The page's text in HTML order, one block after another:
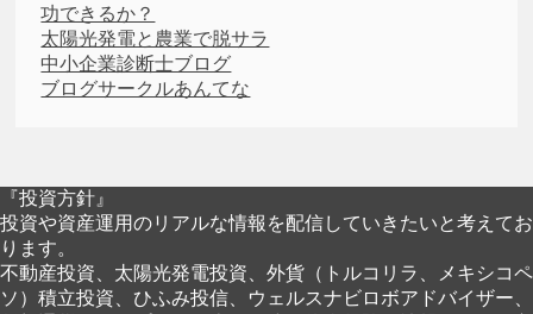
功できるか？
太陽光発電と農業で脱サラ
中小企業診断士ブログ
ブログサークルあんてな
『投資方針』
投資や資産運用のリアルな情報を配信していきたいと考えてお
ります。
不動産投資、太陽光発電投資、外貨（トルコリラ、メキシコペ
ソ）積立投資、ひふみ投信、ウェルスナビロボアドバイザー、